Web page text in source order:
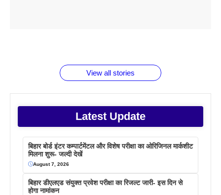
View all stories
Latest Update
बिहार बोर्ड इंटर कम्पार्टमेंटल और विशेष परीक्षा का ओरिजिनल मार्कशीट
मिलना शुरू- जल्दी देखें
August 7, 2026
बिहार डीएलएड संयुक्त प्रवेश परीक्षा का रिजल्ट जारी- इस दिन से
होगा नामांकन